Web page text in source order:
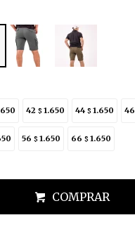
42 $1.650 44 $1.650 46
56 $1.650 66 $1.650
COMPRAR